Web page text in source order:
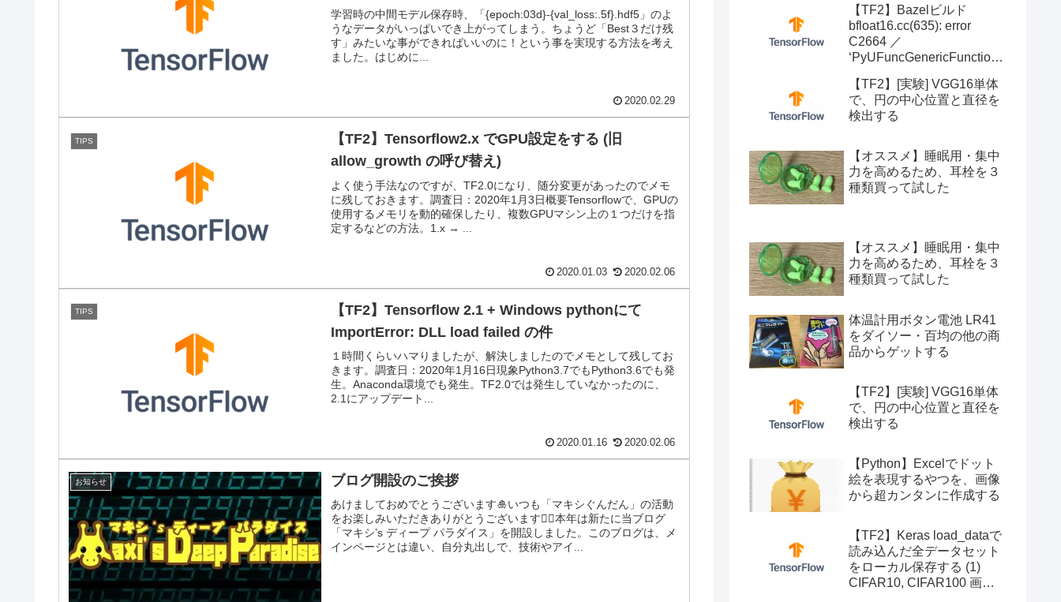
学習時の中間モデル保存時、「{epoch:03d}-{val_loss:.5f}.hdf5」のよ
うなデータがいっぱいでき上がってしまう。ちょうど「Best３だけ残
す」みたいな事ができればいいのに！という事を実現する方法を考え
ました。はじめに...
2020.02.29
TIPS
【TF2】Tensorflow2.x でGPU設定をする (旧
allow_growth の呼び替え)
よく使う手法なのですが、TF2.0になり、随分変更があったのでメモ
に残しておきます。調査日：2020年1月3日概要Tensorflowで、GPUの
使用するメモリを動的確保したり、複数GPUマシン上の１つだけを指
定するなどの方法。1.x → ...
2020.01.03 2020.02.06
TIPS
【TF2】Tensorflow 2.1 + Windows pythonにて
ImportError: DLL load failed の件
１時間くらいハマりましたが、解決しましたのでメモとして残してお
きます。調査日：2020年1月16日現象Python3.7でもPython3.6でも発
生。Anaconda環境でも発生。TF2.0では発生していなかったのに、
2.1にアップデート...
2020.01.16 2020.02.06
お知らせ ブログ開設のご挨拶
あけましておめでとうございます🎍いつも「マキシぐんだん」の活動
をお楽しみいただきありがとうございます🙇‍♂️本年は新たに当ブログ
「マキシ’s ディープ パラダイス」を開設しました。このブログは、メ
インページとは違い、自分丸出しで、技術やアイ...
【TF2】Bazelビルド
bfloat16.cc(635): error
C2664 ／
‘PyUFuncGenericFunction’
【TF2】[実験] VGG16単体
で、円の中心位置と直径を
検出する
【オススメ】睡眠用・集中
力を高めるため、耳栓を３
種類買って試した
【オススメ】睡眠用・集中
力を高めるため、耳栓を３
種類買って試した
体温計用ボタン電池 LR41
をダイソー・百均の他の商
品からゲットする
【TF2】[実験] VGG16単体
で、円の中心位置と直径を
検出する
【Python】Excelでドット
絵を表現するやつを、画像
から超カンタンに作成する
【TF2】Keras load_dataで
読み込んだ全データセット
をローカル保存する (1)
CIFAR10, CIFAR100 画像